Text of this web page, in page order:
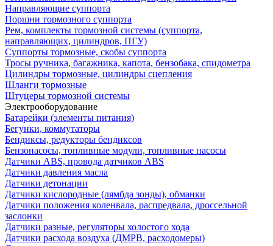
Направляющие суппорта
Поршни тормозного суппорта
Рем, комплекты тормозной системы (суппорта,
направляющих, цилиндров, ПГУ)
Суппорты тормозные, скобы суппорта
Тросы ручника, багажника, капота, бензобака, спидометра
Цилиндры тормозные, цилиндры сцепления
Шланги тормозные
Штуцеры тормозной системы
Электрооборудование
Батарейки (элементы питания)
Бегунки, коммутаторы
Бендиксы, редукторы бендиксов
Бензонасосы, топливные модули, топливные насосы
Датчики ABS, провода датчиков ABS
Датчики давления масла
Датчики детонации
Датчики кислородные (лямбда зонды), обманки
Датчики положения коленвала, распредвала, дроссельной
заслонки
Датчики разные, регуляторы холостого хода
Датчики расхода воздуха (ДМРВ, расходомеры)